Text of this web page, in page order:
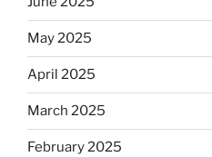
May 2025
April 2025
March 2025
February 2025